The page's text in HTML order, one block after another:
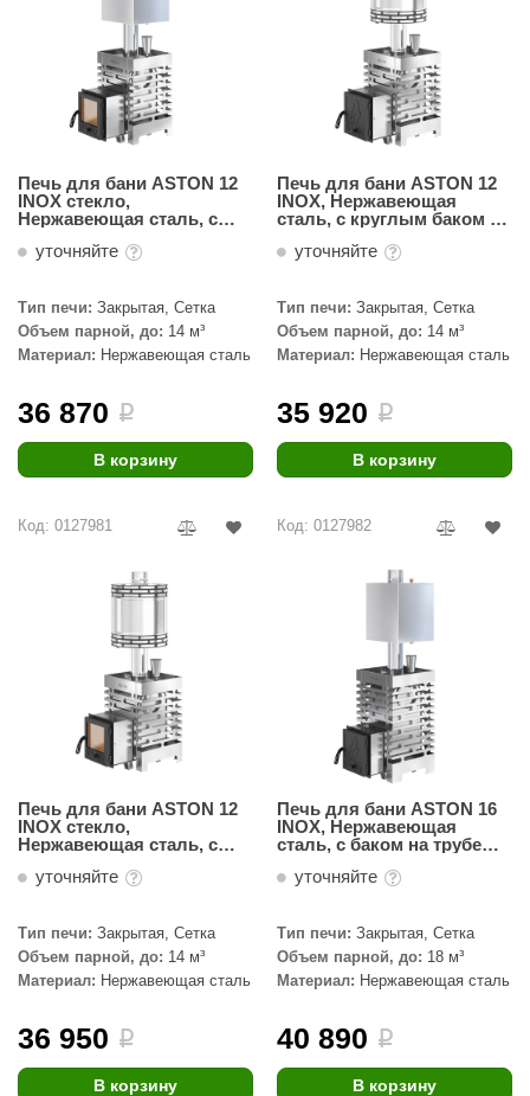
Печь для бани ASTON 12
INOX стекло,
Нержавеющая сталь, с
(AISI 439)
уточняйте
Тип печи: Закрытая, Сетка
Объем парной, до: 14 м³
Материал: Нержавеющая сталь
36 870 i
В корзину
Печь для бани ASTON 12
INOX, Нержавеющая
сталь, с круглым баком на
уточняйте
Тип печи: Закрытая, Сетка
Объем парной, до: 14 м³
Материал: Нержавеющая сталь
35 920 i
В корзину
Код: 0127981
Печь для бани ASTON 12
INOX стекло,
Нержавеющая сталь, с
50л Ø115 (AISI 439)
уточняйте
Тип печи: Закрытая, Сетка
Объем парной, до: 14 м³
Материал: Нержавеющая сталь
36 950 i
В корзину
Код: 0127982
Печь для бани ASTON 16
INOX, Нержавеющая
сталь, с баком на трубе
уточняйте
Тип печи: Закрытая, Сетка
Объем парной, до: 18 м³
Материал: Нержавеющая сталь
40 890 i
В корзину